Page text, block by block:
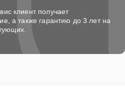
клиент получает
а также гарантию до 3 лет на